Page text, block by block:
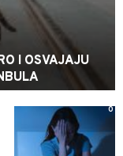
I OSVAJAJU
0